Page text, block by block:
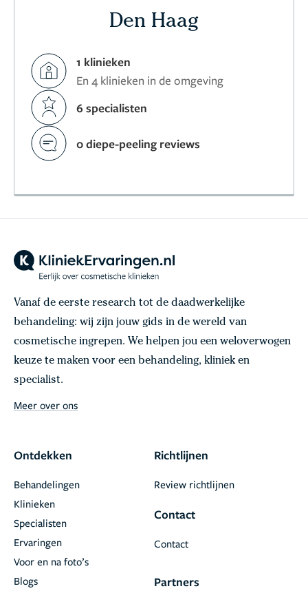
Den Haag
1 klinieken
En 4 klinieken in de omgeving
6 specialisten
0 diepe-peeling reviews
Vanaf de eerste research tot de daadwerkelijke
behandeling: wij zijn jouw gids in de wereld van
cosmetische ingrepen. We helpen jou een weloverwogen
keuze te maken voor een behandeling, kliniek en
specialist.
Meer over ons
Ontdekken
Behandelingen
Klinieken
Specialisten
Ervaringen
Voor en na foto’s
Blogs
Richtlijnen
Review richtlijnen
Contact
Contact
Partners